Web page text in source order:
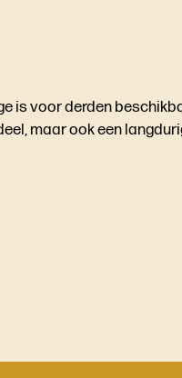
is voor derden
maar ook een